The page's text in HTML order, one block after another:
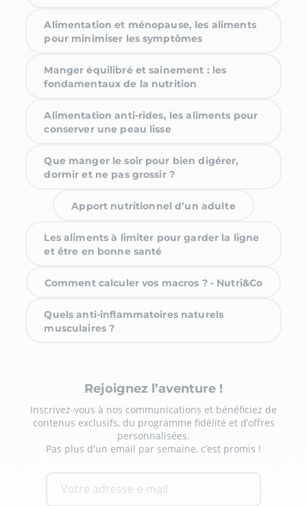
Alimentation et ménopause, les aliments
pour minimiser les symptômes
Manger équilibré et sainement : les
fondamentaux de la nutrition
Alimentation anti-rides, les aliments pour
conserver une peau lisse
Que manger le soir pour bien digérer,
dormir et ne pas grossir ?
Apport nutritionnel d’un adulte
Les aliments à limiter pour garder la ligne
et être en bonne santé
Comment calculer vos macros ? - Nutri&Co
Quels anti-inflammatoires naturels
musculaires ?
Rejoignez l’aventure !
Inscrivez-vous à nos communications et bénéficiez de
contenus exclusifs, du programme fidélité et d’offres
personnalisées.
Pas plus d'un email par semaine, c’est promis !